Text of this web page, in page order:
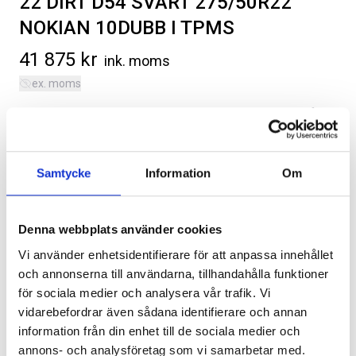
Samtycke Information Om
Denna webbplats använder cookies
Vi använder enhetsidentifierare för att anpassa innehållet
och annonserna till användarna, tillhandahålla funktioner
för sociala medier och analysera vår trafik. Vi
vidarebefordrar även sådana identifierare och annan
information från din enhet till de sociala medier och
annons- och analysföretag som vi samarbetar med.
ORIGINAL GUMMIMATTOR
FRAM OCH BAK CREWCAB I 14-
24
Artikelnr:
4 610kr
Lägg i varukorg
NOKIAN 10DUBB I TPMS
41 875 kr ink. moms
ex. moms
275/50R22 Nokian 10 dubbdäck med Dirt D54 svart fälg
samt sensorer. Montering ingår om hjulen hämtas ut hos
oss.
Kategorier:Chevrolet Silverado | 2019-2026
Däck/Hjul
Artikelnr:CV0417
Lägg i varukorg